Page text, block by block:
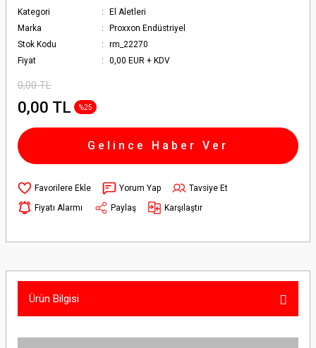
Kategori
El Aletleri
Marka
Proxxon Endüstriyel
Stok Kodu
rm_22270
Fiyat
0,00 EUR + KDV
0,00 TL
0,00 TL %25
Gelince Haber Ver
Yorum Yap
Tavsiye Et
Fiyatı Alarmı
Paylaş Karşılaştır
Ürün Bilgisi